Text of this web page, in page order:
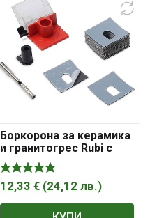
Боркорона за керамика
и гранитогрес Rubi с
диамантена посипка с
цилиндрична опашка
6х70 мм, Easygres
12,33 € (24,12 лв.)